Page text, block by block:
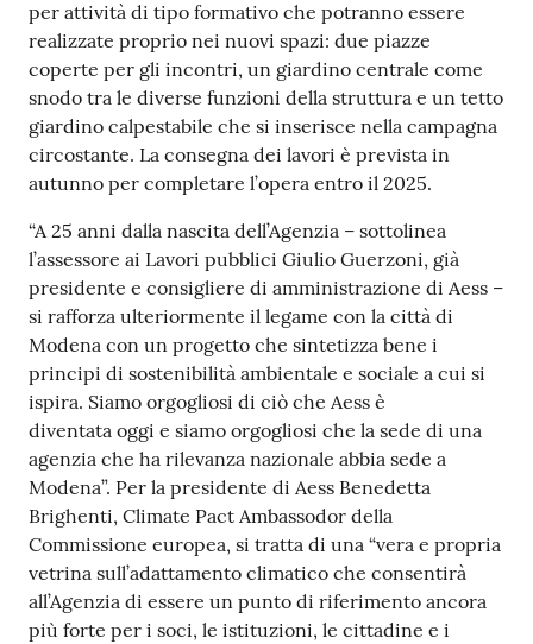
per attività di tipo formativo che potranno essere
realizzate proprio nei nuovi spazi: due piazze
coperte per gli incontri, un giardino centrale come
snodo tra le diverse funzioni della struttura e un tetto
giardino calpestabile che si inserisce nella campagna
circostante. La consegna dei lavori è prevista in
autunno per completare l’opera entro il 2025.
“A 25 anni dalla nascita dell’Agenzia – sottolinea
l’assessore ai Lavori pubblici Giulio Guerzoni, già
presidente e consigliere di amministrazione di Aess –
si rafforza ulteriormente il legame con la città di
Modena con un progetto che sintetizza bene i
principi di sostenibilità ambientale e sociale a cui si
ispira. Siamo orgogliosi di ciò che Aess è
diventata oggi e siamo orgogliosi che la sede di una
agenzia che ha rilevanza nazionale abbia sede a
Modena”. Per la presidente di Aess Benedetta
Brighenti, Climate Pact Ambassodor della
Commissione europea, si tratta di una “vera e propria
vetrina sull’adattamento climatico che consentirà
all’Agenzia di essere un punto di riferimento ancora
più forte per i soci, le istituzioni, le cittadine e i